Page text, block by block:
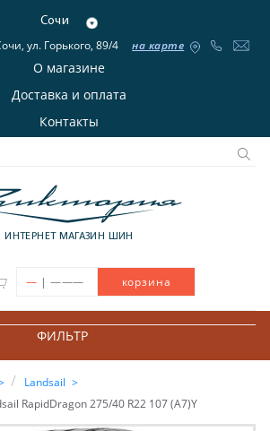
Сочи
ул. Горького, 89/4 на карте
О магазине
Доставка и оплата
Контакты
ИНТЕРНЕТ МАГАЗИН ШИН
— | ——— корзина
ФИЛЬТР
Landsail
RapidDragon 275/40 R22 107 (A7)Y